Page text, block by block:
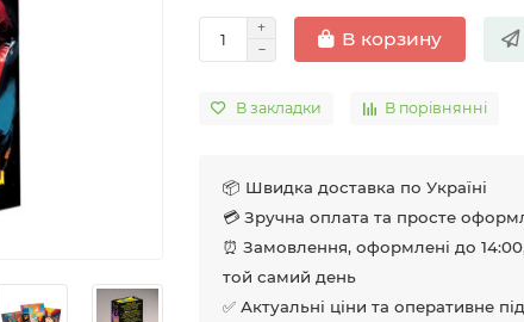
В корзину
В закладки В порівнянні
📦 Швидка доставка по Україні
💳 Зручна оплата та просте
⏰ Замовлення, оформлені до
той самий день
✅ Актуальні ціни та оперативне